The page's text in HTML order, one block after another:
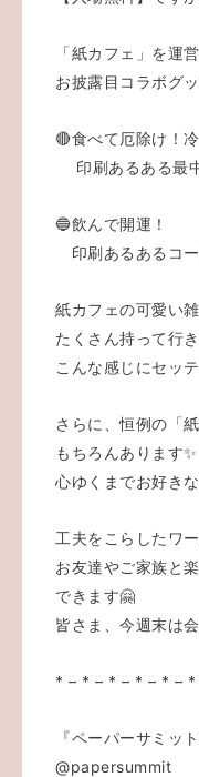
「紙カフェ」を運
お披露目コラボグ
🔴食べて厄除け！
印刷あるある最
🔵飲んで開運！
印刷あるあるコ
紙カフェの可愛い
たくさん持って行
こんな感じにセッ
さらに、恒例の「
もちろんあります✨
心ゆくまでお好き
工夫をこらしたワ
お友達やご家族と
できます🤗
皆さま、今週末は
* – * – * – * – * –
『ペーパーサミッ
@papersummit